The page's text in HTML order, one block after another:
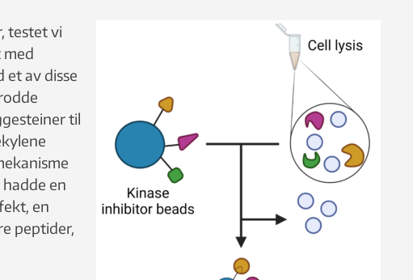
testet vi
et av disse
til
en
en
peptider,